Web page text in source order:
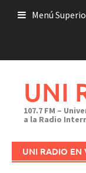
Menú
UNI
107.7 FM –
a la Radio
UNI RADIO EN